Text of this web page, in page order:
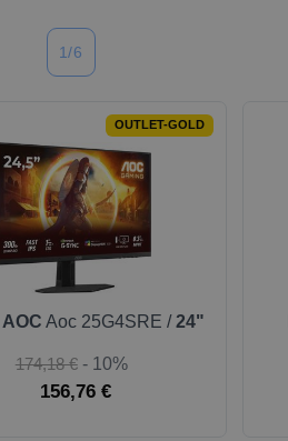
1/6
OUTLET-GOLD
AOC Aoc 25G4SRE /24"
174,18 € - 10%
156,76 €